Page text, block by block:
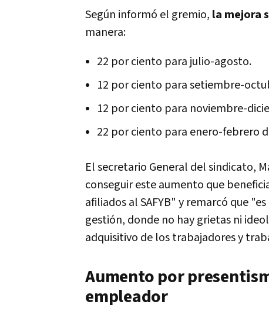
Según informó el gremio, la mejora
manera:
22 por ciento para julio-agosto.
12 por ciento para setiembre-
12 por ciento para noviembre-
22 por ciento para enero-febrero
El secretario General del sindicato,
conseguir este aumento que
afiliados al SAFYB" y remarcó que
gestión, donde no hay grietas ni
adquisitivo de los trabajadores y
Aumento por
empleador